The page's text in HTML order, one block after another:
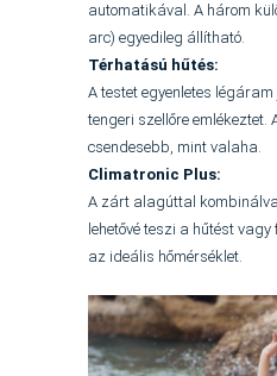
automatikával. A három
arc) egyedileg állítható.
Térhatású hűtés:
A testet egyenletes
tengeri szellőre emlékeztet.
csendesebb, mint valaha.
Climatronic Plus:
A zárt alagúttal
lehetővé teszi a hűtést
az ideális hőmérséklet.